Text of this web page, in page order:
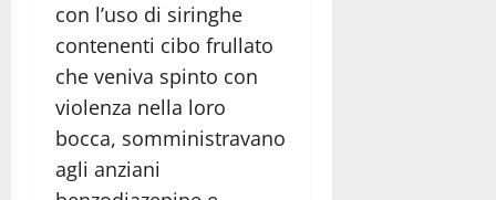
con l’uso di siringhe
contenenti cibo frullato
che veniva spinto con
violenza nella loro
bocca, somministravano
agli anziani